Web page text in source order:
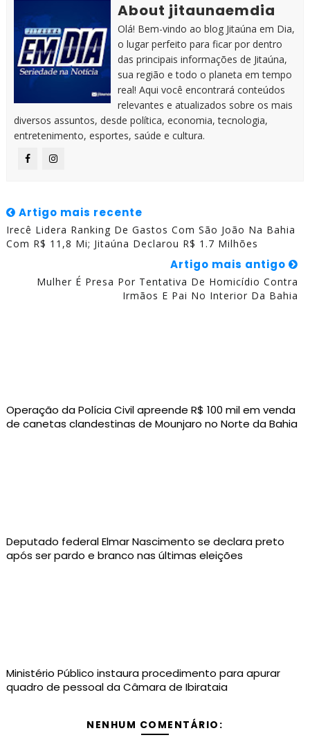
About jitaunaemdia
Olá! Bem-vindo ao blog Jitaúna em Dia,
o lugar perfeito para ficar por dentro
das principais informações de Jitaúna,
sua região e todo o planeta em tempo
real! Aqui você encontrará conteúdos
relevantes e atualizados sobre os mais
diversos assuntos, desde política, economia, tecnologia,
entretenimento, esportes, saúde e cultura.
Artigo mais recente
Irecê Lidera Ranking De Gastos Com São João Na Bahia
Com R$ 11,8 Mi; Jitaúna Declarou R$ 1.7 Milhões
Artigo mais antigo
Mulher É Presa Por Tentativa De Homicídio Contra
Irmãos E Pai No Interior Da Bahia
Operação da Polícia Civil apreende R$ 100 mil em venda
de canetas clandestinas de Mounjaro no Norte da Bahia
Deputado federal Elmar Nascimento se declara preto
após ser pardo e branco nas últimas eleições
Ministério Público instaura procedimento para apurar
quadro de pessoal da Câmara de Ibirataia
NENHUM COMENTÁRIO: